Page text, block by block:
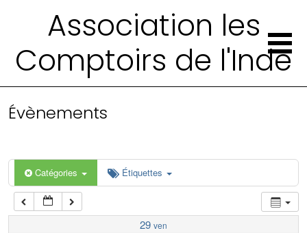
Association les
Comptoirs de l'Inde
Évènements
Catégories Étiquettes
29 ven
4 h 00 min
6 h 00 min
7 h 00 min